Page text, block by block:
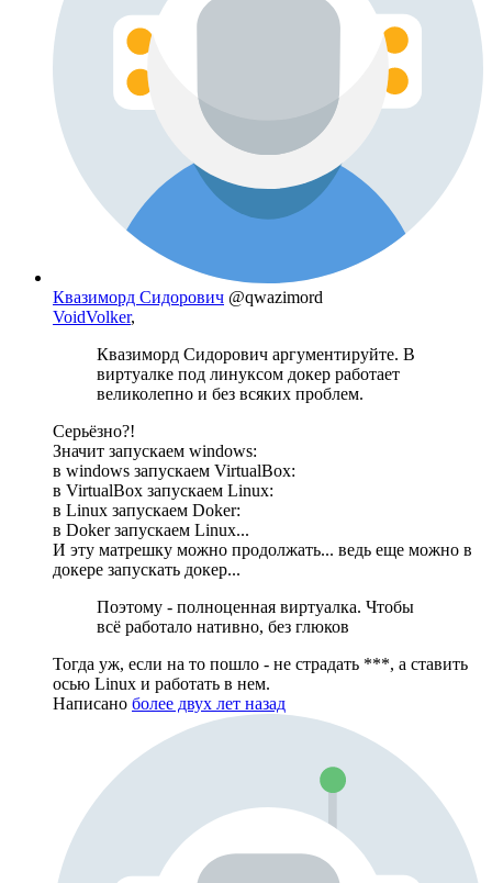
Квазиморд Сидорович @qwazimord
VoidVolker,
Квазиморд Сидорович аргументируйте. В
виртуалке под линуксом докер работает
великолепно и без всяких проблем.
Серьёзно?!
Значит запускаем windows:
в windows запускаем VirtualBox:
в VirtualBox запускаем Linux:
в Linux запускаем Doker:
в Doker запускаем Linux...
И эту матрешку можно продолжать... ведь еще можно в
докере запускать докер...
Поэтому - полноценная виртуалка. Чтобы
всё работало нативно, без глюков
Тогда уж, если на то пошло - не страдать ***, а ставить
осью Linux и работать в нем.
Написано более двух лет назад